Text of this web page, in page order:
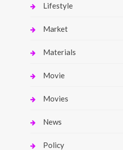
Lifestyle
Market
Materials
Movie
Movies
News
Policy